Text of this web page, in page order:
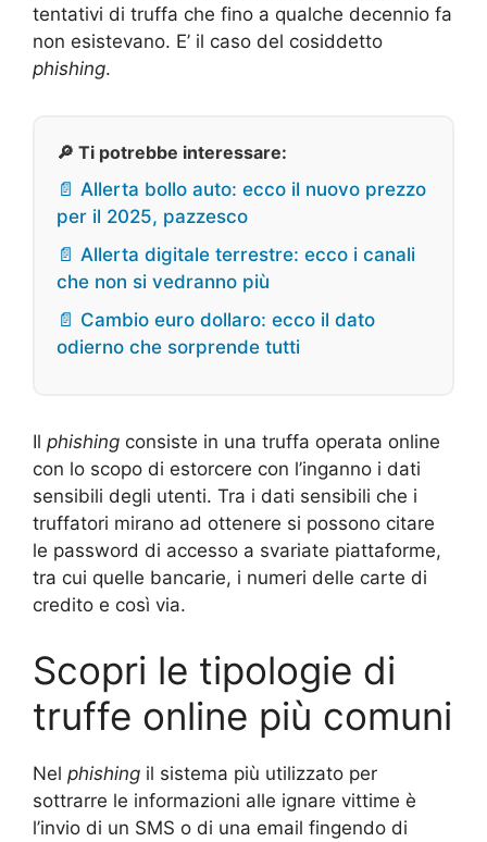
tentativi di truffa che fino a qualche decennio fa
non esistevano. E’ il caso del cosiddetto
phishing.
🔎 Ti potrebbe interessare:
📄 Allerta bollo auto: ecco il nuovo prezzo
per il 2025, pazzesco
📄 Allerta digitale terrestre: ecco i canali
che non si vedranno più
📄 Cambio euro dollaro: ecco il dato
odierno che sorprende tutti
Il phishing consiste in una truffa operata online
con lo scopo di estorcere con l’inganno i dati
sensibili degli utenti. Tra i dati sensibili che i
truffatori mirano ad ottenere si possono citare
le password di accesso a svariate piattaforme,
tra cui quelle bancarie, i numeri delle carte di
credito e così via.
Scopri le tipologie di
truffe online più comuni
Nel phishing il sistema più utilizzato per
sottrarre le informazioni alle ignare vittime è
l’invio di un SMS o di una email fingendo di